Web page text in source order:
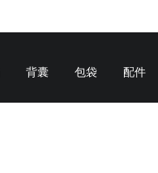
背囊 包袋 配件